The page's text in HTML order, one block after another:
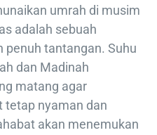
umrah di musim
adalah sebuah
penuh tantangan. Suhu
dan Madinah
matang agar
tetap nyaman dan
akan menemukan